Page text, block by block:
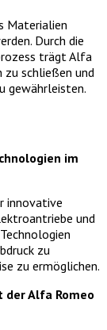
Materialien
Durch die
trägt Alfa
zu schließen und
gewährleisten.
im
innovative
und
zu
zu ermöglichen.
Alfa Romeo